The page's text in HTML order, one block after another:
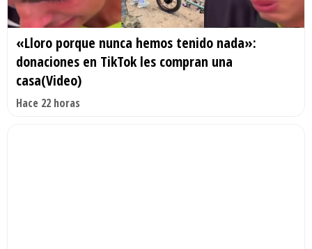
«Lloro porque nunca hemos tenido nada»:
donaciones en TikTok les compran una
casa(Video)
Hace 22 horas